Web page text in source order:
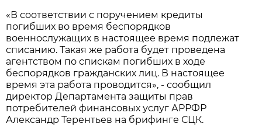
«В соответствии с поручением кредиты
погибших во время беспорядков
военнослужащих в настоящее время подлежат
списанию. Такая же работа будет проведена
агентством по спискам погибших в ходе
беспорядков гражданских лиц. В настоящее
время эта работа проводится», - сообщил
директор Департамента защиты прав
потребителей финансовых услуг АРРФР
Александр Терентьев на брифинге СЦК.